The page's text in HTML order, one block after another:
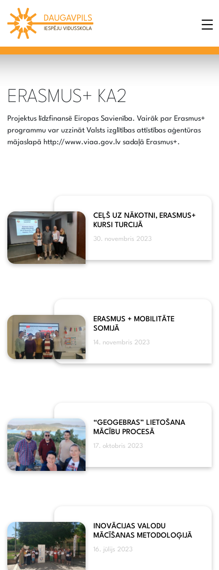
ERASMUS+ KA2
Projektus līdzfinansē Eiropas Savienība. Vairāk par Erasmus+
programmu var uzzināt Valsts izglītības attīstības aģentūras
mājaslapā http://www.viaa.gov.lv sadaļā Erasmus+.
CEĻŠ UZ NĀKOTNI, ERASMUS+
KURSI TURCIJĀ
30. novembris 2023
ERASMUS + MOBILITĀTE
SOMIJĀ
14. novembris 2023
“GEOGEBRAS” LIETOŠANA
MĀCĪBU PROCESĀ
17. oktobris 2023
INOVĀCIJAS VALODU
MĀCĪŠANAS METODOLOĢIJĀ
16. jūlijs 2023